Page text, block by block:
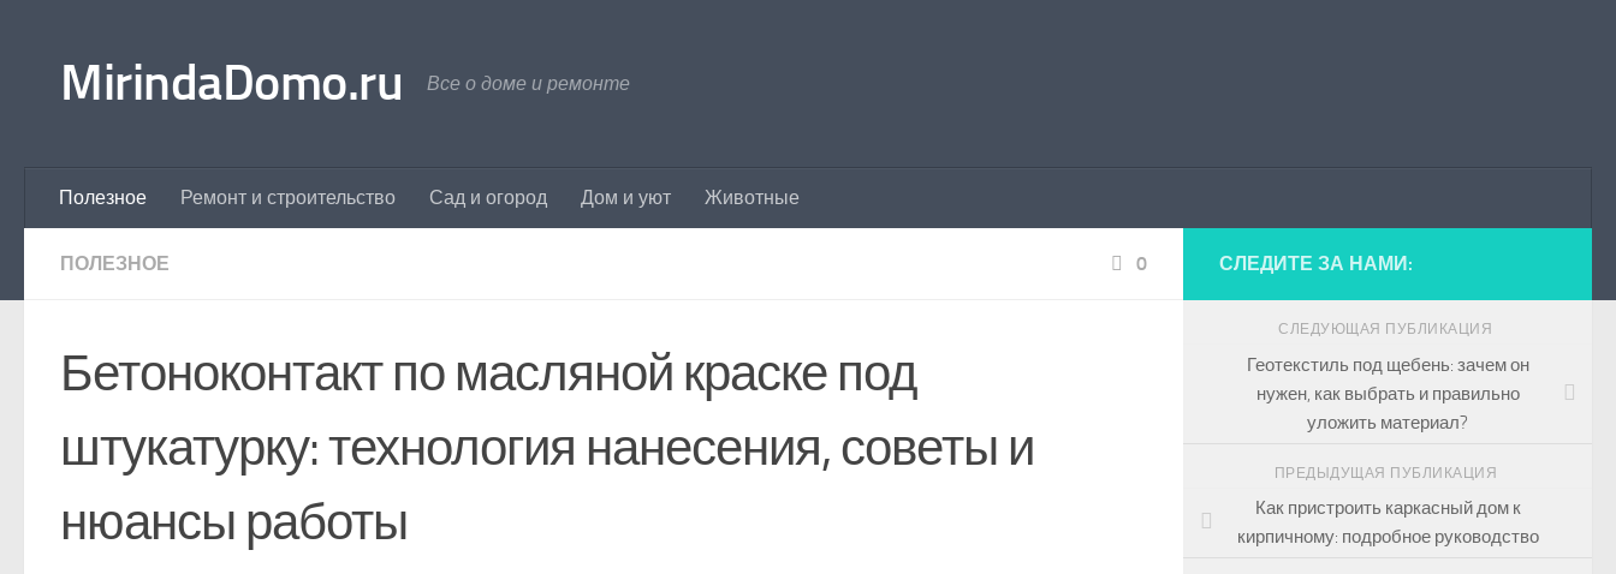
MirindaDomo.ru Все о доме и ремонте
Полезное Ремонт и строительство Сад и огород Дом и уют Животные
ПОЛЕЗНОЕ 0
Бетоноконтакт по масляной краске под
штукатурку: технология нанесения, советы и
нюансы работы
СЛЕДИТЕ ЗА НАМИ:
СЛЕДУЮЩАЯ ПУБЛИКАЦИЯ
Геотекстиль под щебень: зачем он
нужен, как выбрать и правильно
уложить материал?
ПРЕДЫДУЩАЯ ПУБЛИКАЦИЯ
Как пристроить каркасный дом к
кирпичному: подробное руководство